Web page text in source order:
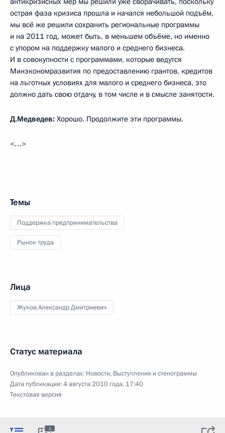
острая фаза кризиса прошла и начался небольшой подъём,
мы всё же решили сохранить региональные программы
и на 2011 год, может быть, в меньшем объёме, но именно
с упором на поддержку малого и среднего бизнеса.
И в совокупности с программами, которые ведутся
Минэкономразвития по предоставлению грантов, кредитов
на льготных условиях для малого и среднего бизнеса, это
должно дать свою отдачу, в том числе и в смысле занятости.
Д.Медведев: Хорошо. Продолжите эти программы.
<…>
Темы
Поддержка предпринимательства
Рынок труда
Лица
Жуков Александр Дмитриевич
Статус материала
Опубликован в разделах: Новости, Выступления и стенограммы
Дата публикации:4 августа 2010 года, 17:40
Текстовая версия
1